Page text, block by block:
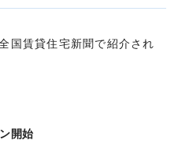
国賃貸住宅新聞で紹介され
開始